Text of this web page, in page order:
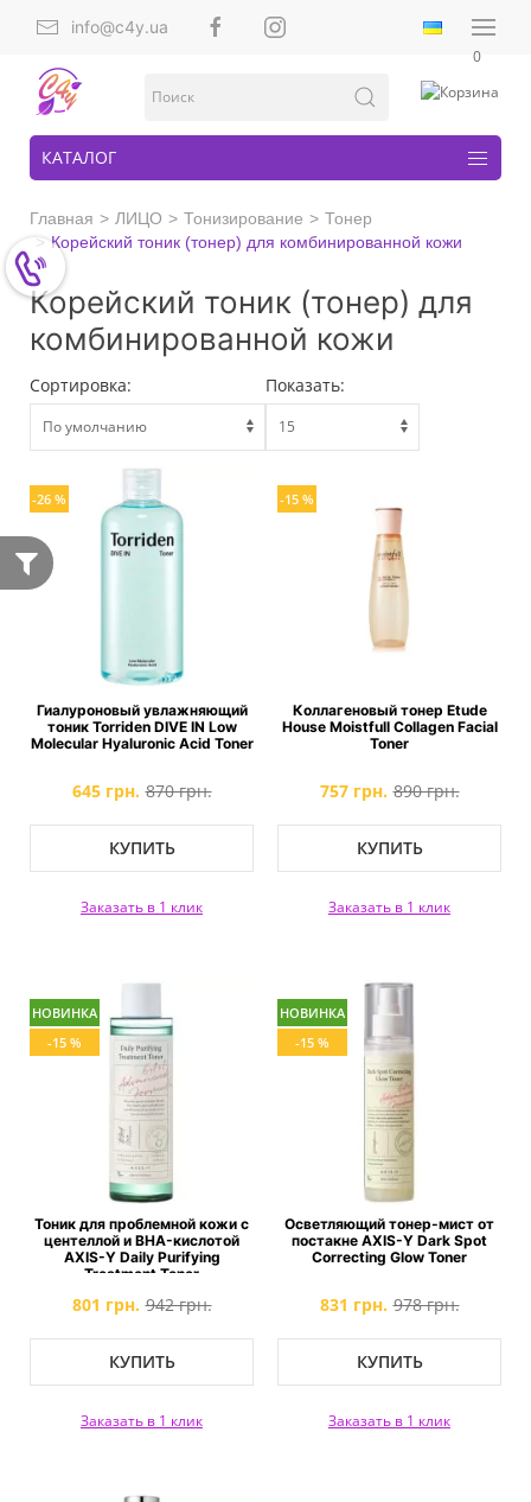
info@c4y.ua
0
КАТАЛОГ
Главная ЛИЦО Тонизирование
Тонер
Корейский тоник (тонер) для комбинированной кожи
Корейский тоник (тонер) для
комбинированной кожи
Сортировка: Показать:
-26 %
Гиалуроновый увлажняющий
тоник Torriden DIVE IN Low
Molecular Hyaluronic Acid Toner
645 грн. 870 грн.
КУПИТЬ
Заказать в 1 клик
-15 %
Коллагеновый тонер Etude
House Moistfull Collagen Facial
Toner
757 грн. 890 грн.
КУПИТЬ
Заказать в 1 клик
НОВИНКА
-15 %
Тоник для проблемной кожи с
центеллой и BHA-кислотой
AXIS-Y Daily Purifying
Treatment Toner
801 грн. 942 грн.
КУПИТЬ
Заказать в 1 клик
НОВИНКА
-15 %
Осветляющий тонер-мист от
постакне AXIS-Y Dark Spot
Correcting Glow Toner
831 грн. 978 грн.
КУПИТЬ
Заказать в 1 клик